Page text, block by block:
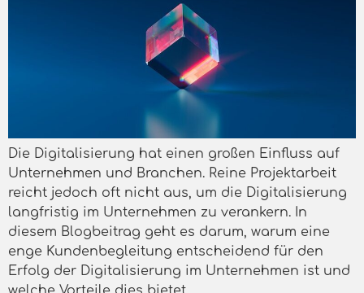
Die Digitalisierung hat einen großen Einfluss auf
Unternehmen und Branchen. Reine Projektarbeit
reicht jedoch oft nicht aus, um die Digitalisierung
langfristig im Unternehmen zu verankern. In
diesem Blogbeitrag geht es darum, warum eine
enge Kundenbegleitung entscheidend für den
Erfolg der Digitalisierung im Unternehmen ist und